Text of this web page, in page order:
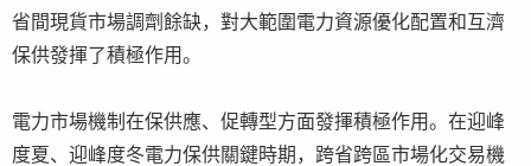
省間現貨市場調劑餘缺，對大範圍電力資源優化配置和互濟
保供發揮了積極作用。
電力市場機制在保供應、促轉型方面發揮積極作用。在迎峰
度夏、迎峰度冬電力保供關鍵時期，跨省跨區市場化交易機